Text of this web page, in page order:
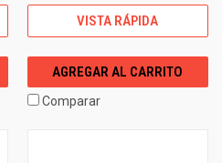
VISTA RÁPIDA
AGREGAR AL CARRITO
Comparar